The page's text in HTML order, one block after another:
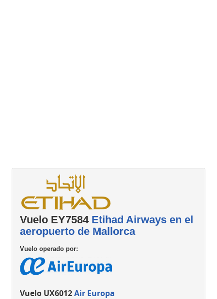
Vuelo EY7584 Etihad Airways en el
aeropuerto de Mallorca
Vuelo operado por:
Vuelo UX6012Air Europa